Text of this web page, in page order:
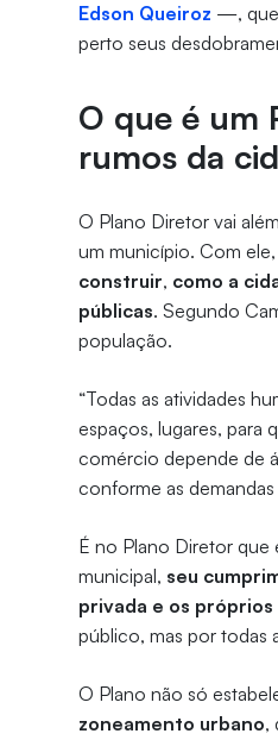
Edson Queiroz —, que
perto seus
O que é um
rumos da
O Plano Diretor vai
um município. Com
construir, como a
públicas. Segundo
população.
“Todas as atividades
espaços, lugares, para
comércio depende de
conforme as
É no Plano Diretor que
municipal, seu
privada e os próprios
público, mas por todas
O Plano não só
zoneamento urbano,